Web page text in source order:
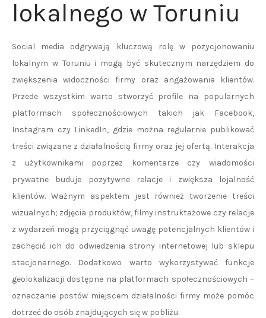
lokalnego w Toruniu
Social media odgrywają kluczową rolę w pozycjonowaniu
lokalnym w Toruniu i mogą być skutecznym narzędziem do
zwiększenia widoczności firmy oraz angażowania klientów.
Przede wszystkim warto stworzyć profile na popularnych
platformach społecznościowych takich jak Facebook,
Instagram czy LinkedIn, gdzie można regularnie publikować
treści związane z działalnością firmy oraz jej ofertą. Interakcja
z użytkownikami poprzez komentarze czy wiadomości
prywatne buduje pozytywne relacje i zwiększa lojalność
klientów. Ważnym aspektem jest również tworzenie treści
wizualnych; zdjęcia produktów, filmy instruktażowe czy relacje
z wydarzeń mogą przyciągnąć uwagę potencjalnych klientów i
zachęcić ich do odwiedzenia strony internetowej lub sklepu
stacjonarnego. Dodatkowo warto wykorzystywać funkcje
geolokalizacji dostępne na platformach społecznościowych –
oznaczanie postów miejscem działalności firmy może pomóc
dotrzeć do osób znajdujących się w pobliżu.